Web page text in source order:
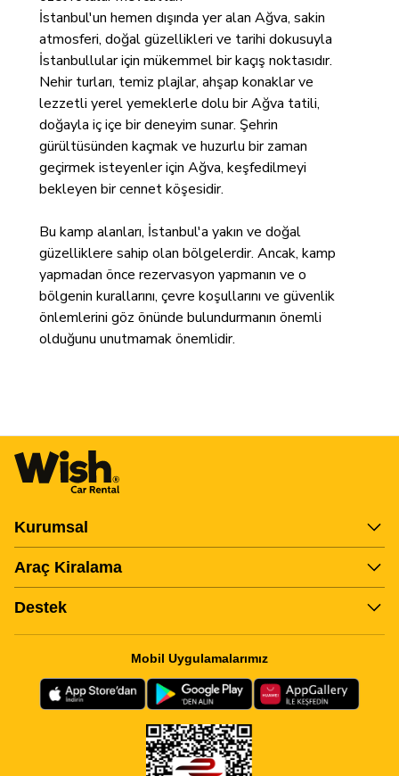
İstanbul'un hemen dışında yer alan Ağva, sakin
atmosferi, doğal güzellikleri ve tarihi dokusuyla
İstanbullular için mükemmel bir kaçış noktasıdır.
Nehir turları, temiz plajlar, ahşap konaklar ve
lezzetli yerel yemeklerle dolu bir Ağva tatili,
doğayla iç içe bir deneyim sunar. Şehrin
gürültüsünden kaçmak ve huzurlu bir zaman
geçirmek isteyenler için Ağva, keşfedilmeyi
bekleyen bir cennet köşesidir.
Bu kamp alanları, İstanbul'a yakın ve doğal
güzelliklere sahip olan bölgelerdir. Ancak, kamp
yapmadan önce rezervasyon yapmanın ve o
bölgenin kurallarını, çevre koşullarını ve güvenlik
önlemlerini göz önünde bulundurmanın önemli
olduğunu unutmamak önemlidir.
Kurumsal
Araç Kiralama
Destek
Mobil Uygulamalarımız